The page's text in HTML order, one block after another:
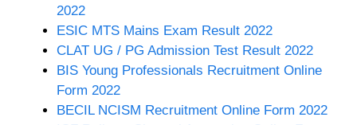
2022
ESIC MTS Mains Exam Result 2022
CLAT UG / PG Admission Test Result 2022
BIS Young Professionals Recruitment Online
Form 2022
BECIL NCISM Recruitment Online Form 2022